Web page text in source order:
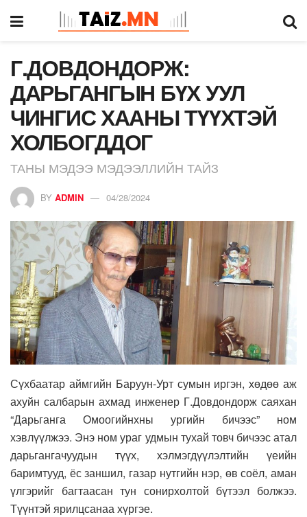
Г.ДОВДОНДОРЖ:
ДАРЬГАНГЫН БҮХ УУЛ
ЧИНГИС ХААНЫ ТҮҮХТЭЙ
ХОЛБОГДДОГ
ТАНЫ МЭДЭЭ МЭДЭЭЛЛИЙН ТАЙЗ
BY ADMIN 04/28/2024
Сүхбаатар аймгийн Баруун-Урт сумын иргэн, хөдөө аж
ахуйн салбарын ахмад инженер Г.Довдондорж саяхан
“Дарьганга Омоогийнхны ургийн бичээс” ном
хэвлүүлжээ. Энэ ном ураг удмын тухай товч бичээс атал
дарьгангачуудын түүх, хэлмэгдүүлэлтийн үеийн
баримтууд, ёс заншил, газар нутгийн нэр, өв соёл, аман
үлгэрийг багтаасан тун сонирхолтой бүтээл болжээ.
Түүнтэй ярилцсанаа хүргэе.